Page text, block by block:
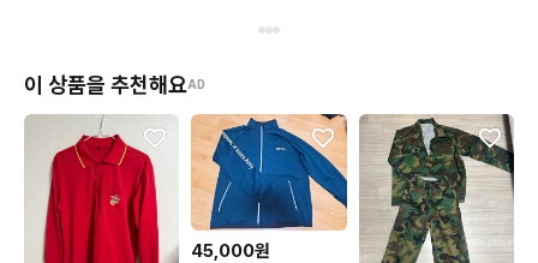
이 상품을 추천해요AD
45,000원